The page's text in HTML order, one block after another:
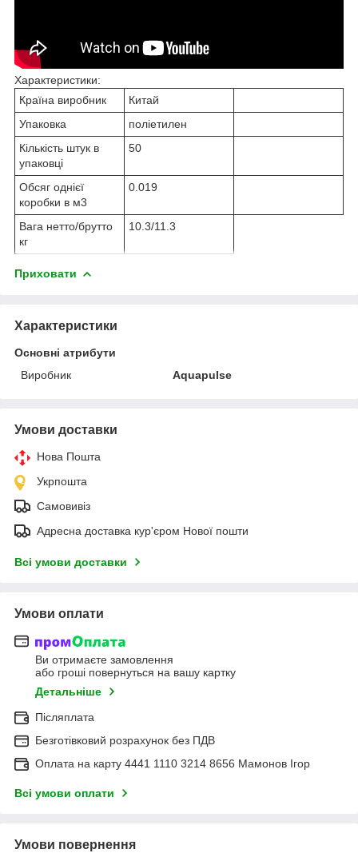
Характеристики:
Країна виробник
Китай
Упаковка
поліетилен
Кількість штук в
упаковці
50
Обсяг однієї
коробки в м3
0.019
Вага нетто/брутто
кг
10.3/11.3
Приховати
Характеристики
Основні атрибути
Виробник
Aquapulse
Умови доставки
Нова Пошта
Укрпошта
Самовивіз
Адресна доставка кур'єром Нової пошти
Всі умови доставки
Умови оплати
Ви отримаєте замовлення
або гроші повернуться на вашу картку
Детальніше
Післяплата
Безготівковий розрахунок без ПДВ
Оплата на карту 4441 1110 3214 8656 Мамонов Ігор
Всі умови оплати
Умови повернення